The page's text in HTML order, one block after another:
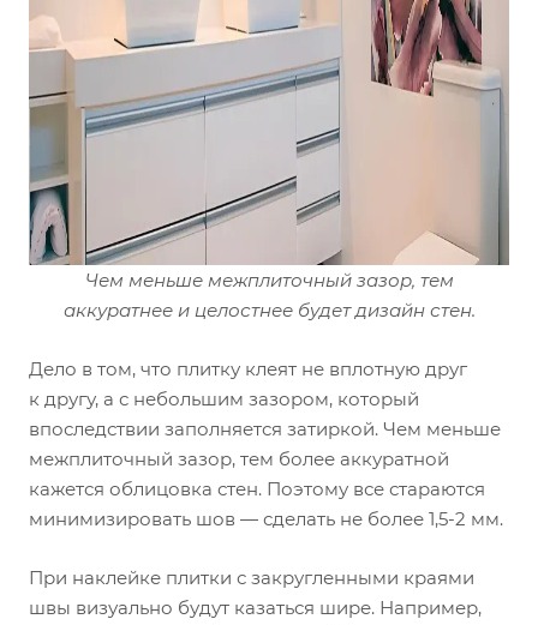
Чем меньше межплиточный зазор, тем
аккуратнее и целостнее будет дизайн стен.
Дело в том, что плитку клеят не вплотную друг
к другу, а с небольшим зазором, который
впоследствии заполняется затиркой. Чем меньше
межплиточный зазор, тем более аккуратной
кажется облицовка стен. Поэтому все стараются
минимизировать шов — сделать не более 1,5-2 мм.
При наклейке плитки с закругленными краями
швы визуально будут казаться шире. Например,